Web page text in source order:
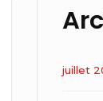
juillet